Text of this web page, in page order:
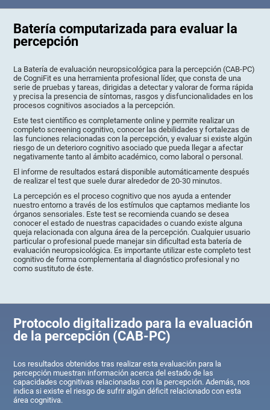
Batería computarizada para evaluar la
percepción
La Batería de evaluación neuropsicológica para la percepción (CAB-PC)
de CogniFit es una herramienta profesional líder, que consta de una
serie de pruebas y tareas, dirigidas a detectar y valorar de forma rápida
y precisa la presencia de síntomas, rasgos y disfuncionalidades en los
procesos cognitivos asociados a la percepción.
Este test científico es completamente online y permite realizar un
completo screening cognitivo, conocer las debilidades y fortalezas de
las funciones relacionadas con la percepción, y evaluar si existe algún
riesgo de un deterioro cognitivo asociado que pueda llegar a afectar
negativamente tanto al ámbito académico, como laboral o personal.
El informe de resultados estará disponible automáticamente después
de realizar el test que suele durar alrededor de 20-30 minutos.
La percepción es el proceso cognitivo que nos ayuda a entender
nuestro entorno a través de los estímulos que captamos mediante los
órganos sensoriales. Este test se recomienda cuando se desea
conocer el estado de nuestras capacidades o cuando existe alguna
queja relacionada con alguna área de la percepción. Cualquier usuario
particular o profesional puede manejar sin dificultad esta batería de
evaluación neuropsicológica. Es importante utilizar este completo test
cognitivo de forma complementaria al diagnóstico profesional y no
como sustituto de éste.
Protocolo digitalizado para la evaluación
de la percepción (CAB-PC)
Los resultados obtenidos tras realizar esta evaluación para la
percepción muestran información acerca del estado de las
capacidades cognitivas relacionadas con la percepción. Además, nos
indica si existe el riesgo de sufrir algún déficit relacionado con esta
área cognitiva.